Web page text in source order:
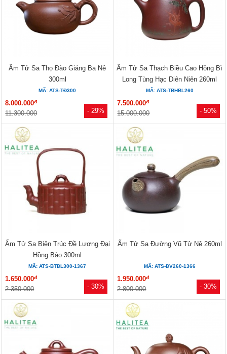
- 29%
Ấm Tử Sa Thọ Đào Giáng Ba Nê
300ml
MÃ: ATS-TĐ300
8.000.000đ
11.300.000 - 50%
Ấm Tử Sa Thạch Biều Cao Hồng Bì
Long Tùng Hạc Diên Niên 260ml
MÃ: ATS-TBHBL260
7.500.000đ
15.000.000
- 30%
Ấm Tử Sa Biên Trúc Đề Lương Đại
Hồng Bào 300ml
MÃ: ATS-BTĐL300-1367
1.650.000đ
2.350.000 - 30%
Ấm Tử Sa Đường Vũ Tử Nê 260ml
MÃ: ATS-ĐV260-1366
1.950.000đ
2.800.000